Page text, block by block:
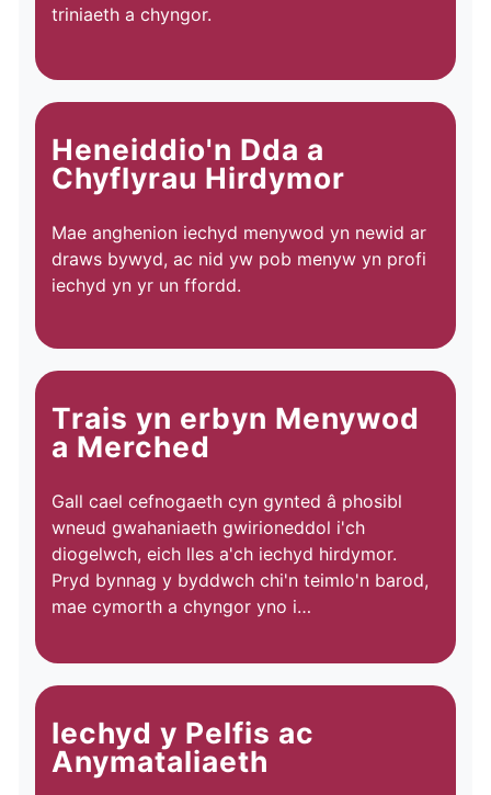
triniaeth a chyngor.
Heneiddio'n Dda a
Chyflyrau Hirdymor
Mae anghenion iechyd menywod yn newid ar
draws bywyd, ac nid yw pob menyw yn profi
iechyd yn yr un ffordd.
Trais yn erbyn Menywod
a Merched
Gall cael cefnogaeth cyn gynted â phosibl
wneud gwahaniaeth gwirioneddol i'ch
diogelwch, eich lles a'ch iechyd hirdymor.
Pryd bynnag y byddwch chi'n teimlo'n barod,
mae cymorth a chyngor yno i…
Iechyd y Pelfis ac
Anymataliaeth